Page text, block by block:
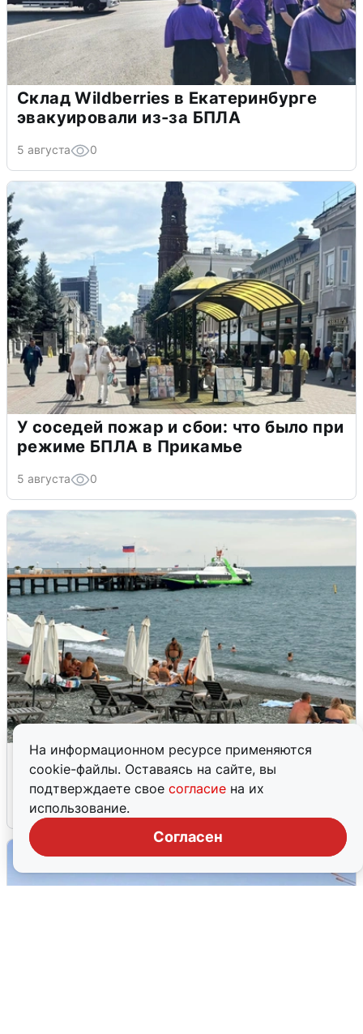
На информационном ресурсе применяются
cookie-файлы. Оставаясь на сайте, вы
подтверждаете свое согласие на их
использование.
Согласен
Склад Wildberries в Екатеринбурге
эвакуировали из-за БПЛА
5 августа 0
У соседей пожар и сбои: что было при
режиме БПЛА в Прикамье
5 августа 0
Жители и туристы Сочи рассказали
об атаке БПЛА 5 августа
5 августа 0